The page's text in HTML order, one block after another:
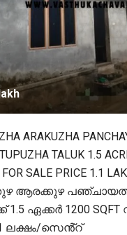
ARAKUZHA
TALUK 1.5
FOR SALE PRICE 1.1
ആരക്കുഴ
1.5 ഏക്കർ 1200
ലക്ഷം/സെൻ്റ്